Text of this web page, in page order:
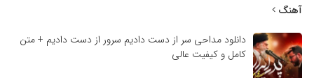
آهنگ
دانلود مداحی سر از دست دادیم سرور از دست دادیم + متن
کامل و کیفیت عالی